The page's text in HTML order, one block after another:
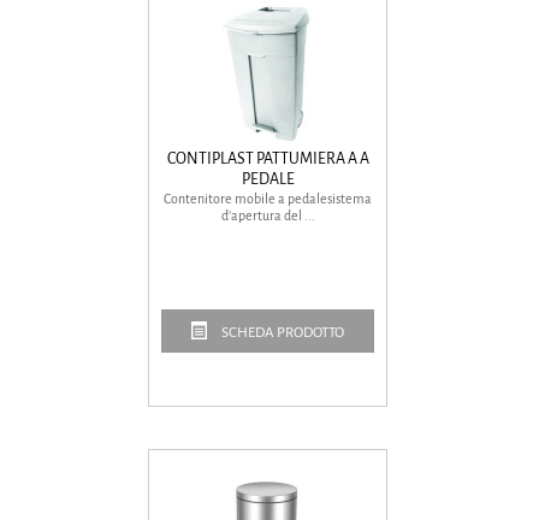
CONTIPLAST PATTUMIERA A A
PEDALE
Contenitore mobile a pedalesistema
d’apertura del ...
SCHEDA PRODOTTO